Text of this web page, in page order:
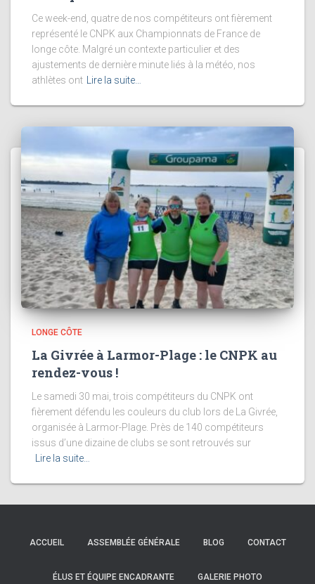
Ce week-end, quatre de nos compétiteurs ont fièrement
représenté le CNPK aux Championnats de France de
longe côte. Malgré un contexte particulier et des
ajustements de dernière minute liés à la météo, nos
athlètes ont Lire la suite…
LONGE CÔTE
La Givrée à Larmor-Plage : le CNPK au
rendez-vous !
Le samedi 30 mai, trois compétiteurs du CNPK ont
fièrement défendu les couleurs du club lors de La Givrée,
organisée à Larmor-Plage. Près de 140 compétiteurs
issus d’une dizaine de clubs se sont retrouvés sur
Lire la suite…
ACCUEIL ASSEMBLÉE GÉNÉRALE BLOG CONTACT
ÉLUS ET ÉQUIPE ENCADRANTE GALERIE PHOTO